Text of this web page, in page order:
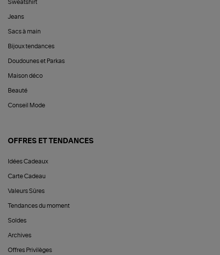
Sweatshirt
Jeans
Sacs à main
Bijoux tendances
Doudounes et Parkas
Maison déco
Beauté
Conseil Mode
OFFRES ET TENDANCES
Idées Cadeaux
Carte Cadeau
Valeurs Sûres
Tendances du moment
Soldes
Archives
Offres Privilèges